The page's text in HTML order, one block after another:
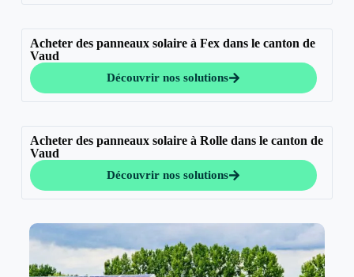
Acheter des panneaux solaire à Fex dans le canton de
Vaud
Découvrir nos solutions
Acheter des panneaux solaire à Rolle dans le canton de
Vaud
Découvrir nos solutions